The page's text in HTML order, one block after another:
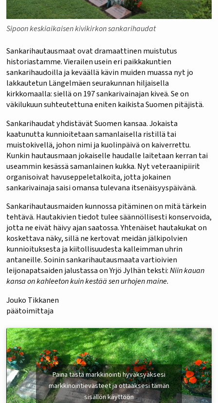
Sipoon keskiaikaisen kivikirkon sankarihaudat
Sankarihautausmaat ovat dramaattinen muistutus
historiastamme. Vierailen usein eri paikkakuntien
sankarihaudoilla ja keväällä kävin muiden muassa nyt jo
lakkautetun Längelmäen seurakunnan hiljaisella
kirkkomaalla: siellä on 197 sankarivainajan kiveä. Se on
väkilukuun suhteutettuna eniten kaikista Suomen pitäjistä.
Sankarihaudat yhdistävät Suomen kansaa. Jokaista
kaatunutta kunnioitetaan samanlaisella ristillä tai
muistokivellä, johon nimi ja kuolinpäivä on kaiverrettu.
Kunkin hautausmaan jokaiselle haudalle laitetaan kerran tai
useammin kesässä samanlainen kukka. Nyt veteraanipiirit
organisoivat havuseppeletalkoita, jotta jokainen
sankarivainaja saisi omansa tulevana itsenäisyyspäivänä.
Sankarihautausmaiden kunnossa pitäminen on mitä tärkein
tehtävä. Hautakivien tiedot tulee säännöllisesti konservoida,
jotta ne eivät häivy ajan saatossa. Yhtenäiset hautakukat on
koskettava näky, sillä ne kertovat meidän jälkipolvien
kunnioituksesta ja kiitollisuudesta kalleimman uhrin
antaneille. Soinin sankarihautausmaata vartioivien
leijonapatsaiden jalustassa on Yrjö Jylhän teksti:Niin kauan
kansa on kahleeton kuin kestää sen urhojen maine.
Jouko Tikkanen
päätoimittaja
Paina tästä markkinointi hyväksyäksesi
markkinointievästeet ja ottaaksesi tämän
sisällön käyttöön